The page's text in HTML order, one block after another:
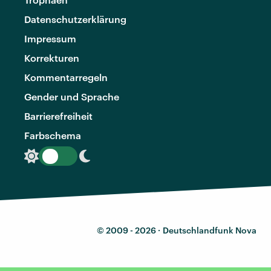
Datenschutzerklärung
Impressum
Korrekturen
Kommentarregeln
Gender und Sprache
Barrierefreiheit
Farbschema
© 2009 - 2026 · Deutschlandfunk Nova